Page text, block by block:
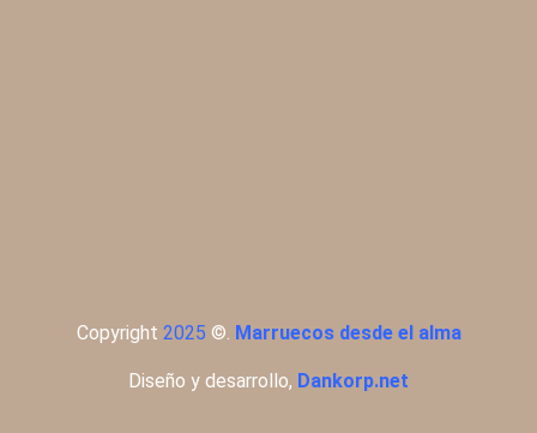
Copyright 2025 ©. Marruecos desde el alma
Diseño y desarrollo, Dankorp.net